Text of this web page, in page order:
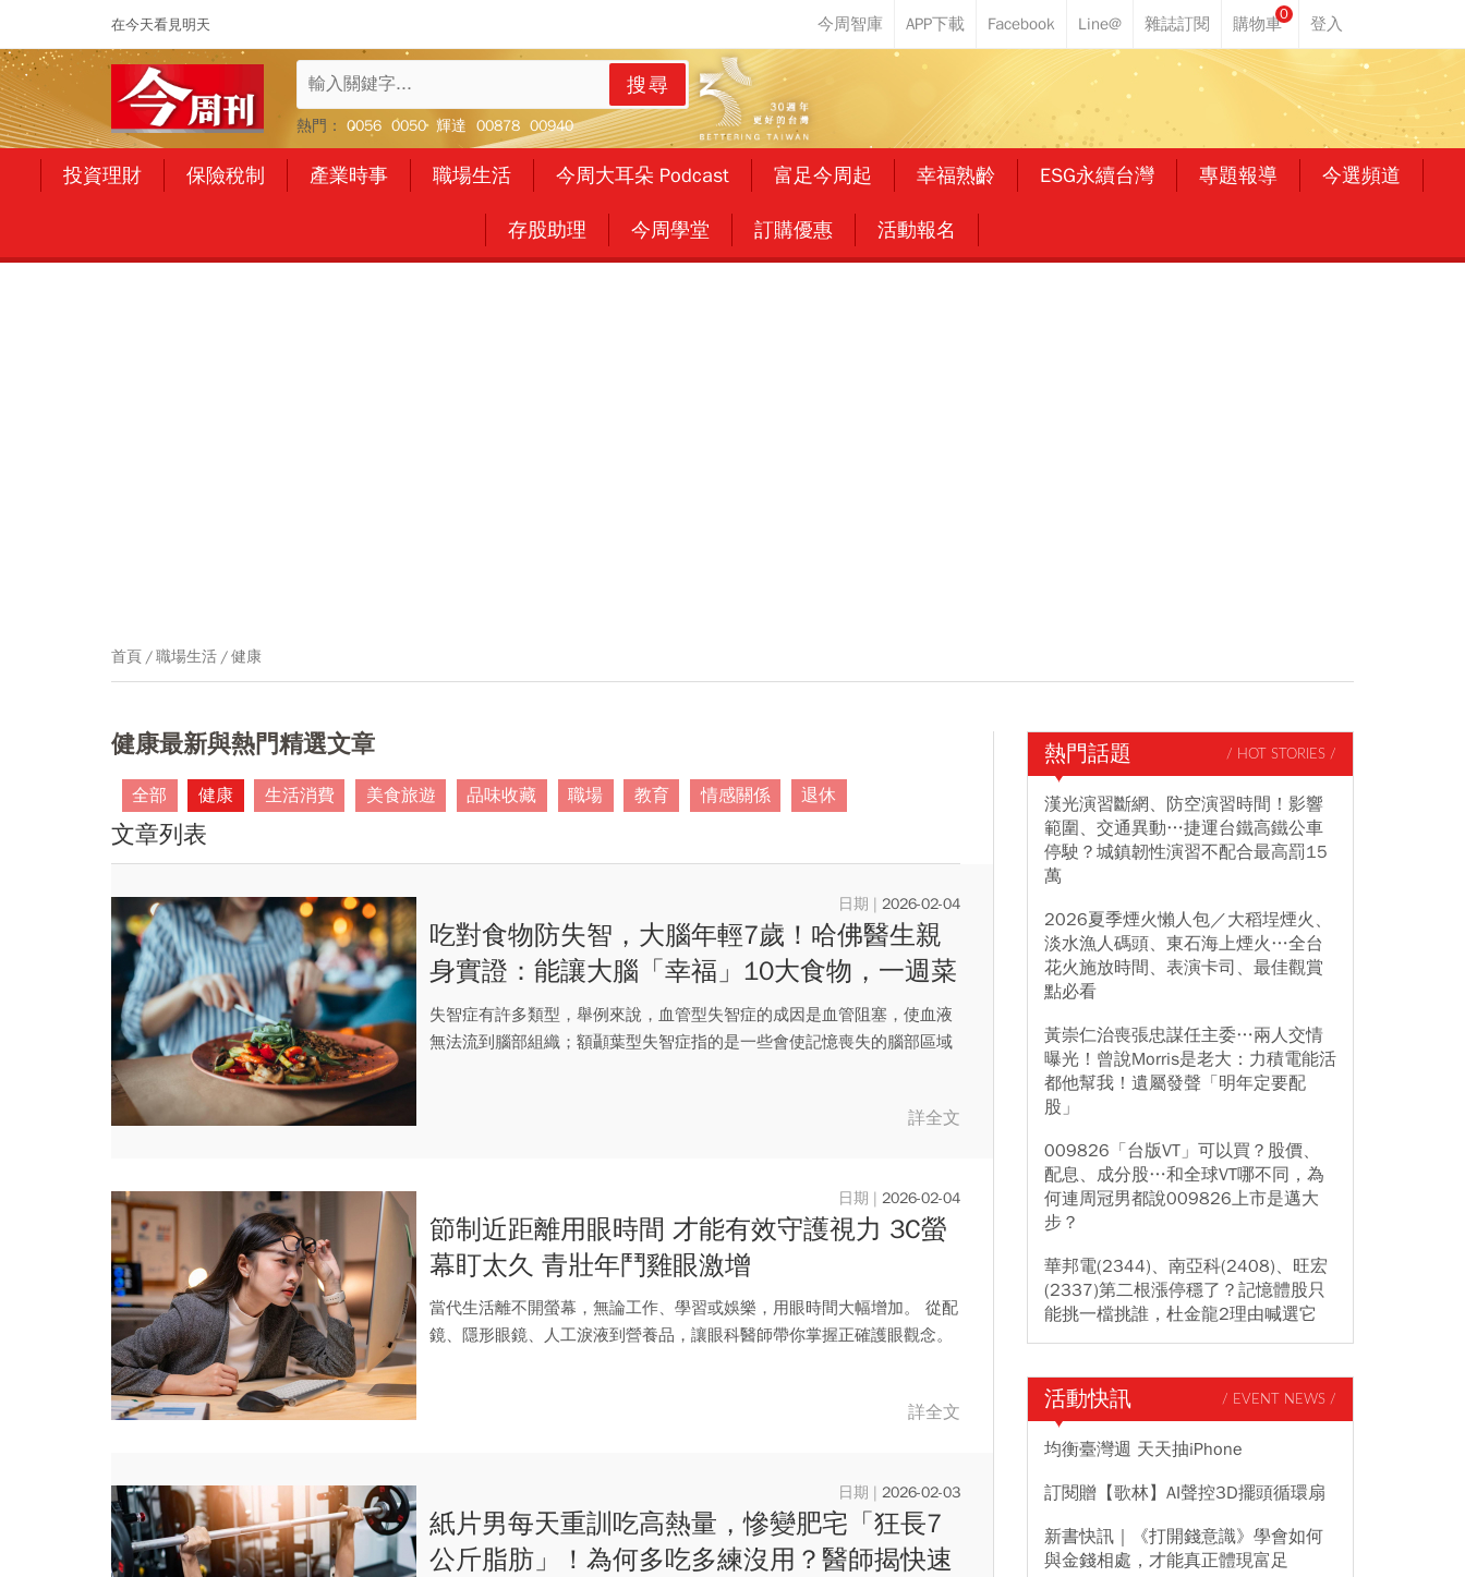
在今天看見明天
0
搜尋
熱門： 0056 0050 輝達 00878 00940
投資理財 保險稅制 產業時事 職場生活 今周大耳朵 Podcast 富足今周起 幸福熟齡 ESG永續台灣 專題報導 今選頻道
存股助理 今周學堂 訂購優惠 活動報名
首頁 職場生活 健康
健康最新與熱門精選文章
全部 健康 生活消費 美食旅遊 品味收藏 職場 教育 情感關係 退休
文章列表
2026-02-04
吃對食物防失智，大腦年輕7歲！哈佛醫生親
身實證：能讓大腦「幸福」10大食物，一週菜
單這樣吃
失智症有許多類型，舉例來說，血管型失智症的成因是血管阻塞，使血液
無法流到腦部組織；額顳葉型失智症指的是一些會使記憶喪失的腦部區域
詳全文
2026-02-04
節制近距離用眼時間 才能有效守護視力 3C螢
幕盯太久 青壯年鬥雞眼激增
當代生活離不開螢幕，無論工作、學習或娛樂，用眼時間大幅增加。 從配
鏡、隱形眼鏡、人工淚液到營養品，讓眼科醫師帶你掌握正確護眼觀念。
詳全文
2026-02-03
紙片男每天重訓吃高熱量，慘變肥宅「狂長7
公斤脂肪」！為何多吃多練沒用？醫師揭快速
熱門話題 / HOT STORIES /
漢光演習斷網、防空演習時間！影響
範圍、交通異動…捷運台鐵高鐵公車
停駛？城鎮韌性演習不配合最高罰15
萬
2026夏季煙火懶人包／大稻埕煙火、
淡水漁人碼頭、東石海上煙火…全台
花火施放時間、表演卡司、最佳觀賞
點必看
黃崇仁治喪張忠謀任主委…兩人交情
曝光！曾說Morris是老大：力積電能活
都他幫我！遺屬發聲「明年定要配
股」
009826「台版VT」可以買？股價、
配息、成分股…和全球VT哪不同，為
何連周冠男都說009826上市是邁大
步？
華邦電(2344)、南亞科(2408)、旺宏
(2337)第二根漲停穩了？記憶體股只
能挑一檔挑誰，杜金龍2理由喊選它
活動快訊 / EVENT NEWS /
均衡臺灣週 天天抽iPhone
訂閱贈【歌林】AI聲控3D擺頭循環扇
新書快訊｜《打開錢意識》學會如何
與金錢相處，才能真正體現富足